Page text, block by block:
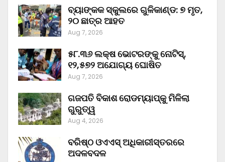
ବ୍ୟାଙ୍କକ ସ୍କୁଲରେ ଗୁଳିକାଣ୍ଡ: ୭ ମୃତ,
୨୦ ଛାତ୍ର ଆହତ
Aug 7, 2026
୫୮.୩୬ ଲକ୍ଷ ଭୋଟରଙ୍କୁ ନୋଟିସ୍‌,
୧୨,୫୭୨ ଅଯୋଗ୍ୟ ଘୋଷିତ
Aug 7, 2026
ଗଜପତି ବିକାଶ ରୋଡମ୍ୟାପ୍‌କୁ ମିଳିଲା
ଗୁରୁତ୍ୱ
Aug 4, 2026
ବରିଷ୍ଠ ଓଏଏସ୍‌ ଅଧିକାରୀସ୍ତରରେ
ଅଦଳବଦଳ